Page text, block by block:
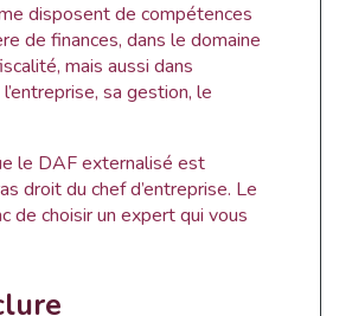
disposent de compétences
de finances, dans le domaine
mais aussi dans
sa gestion, le
le DAF externalisé est
droit du chef d’entreprise. Le
de choisir un expert qui vous